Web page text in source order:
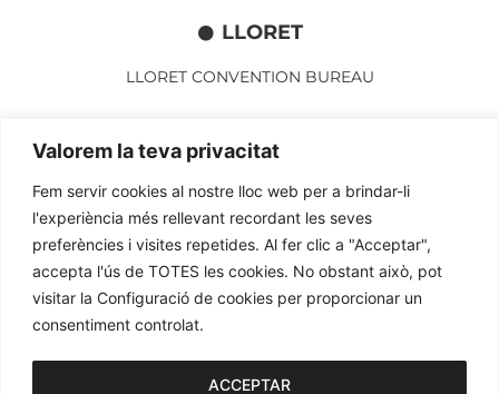
Valorem la teva privacitat
Fem servir cookies al nostre lloc web per a brindar-li
l'experiència més rellevant recordant les seves
preferències i visites repetides. Al fer clic a "Acceptar",
accepta l'ús de TOTES les cookies. No obstant això, pot
visitar la Configuració de cookies per proporcionar un
consentiment controlat.
ACCEPTAR
LLORET
LLORET CONVENTION BUREAU
17310 Lloret de Mar
mbelisario@lloret.cat
www.lloretcb.org
Avertissement juridique
Politique de confidentialité